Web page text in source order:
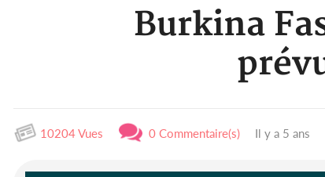
Burkina
10204 Vues 0 Commentaire(s) Il y a 5 ans